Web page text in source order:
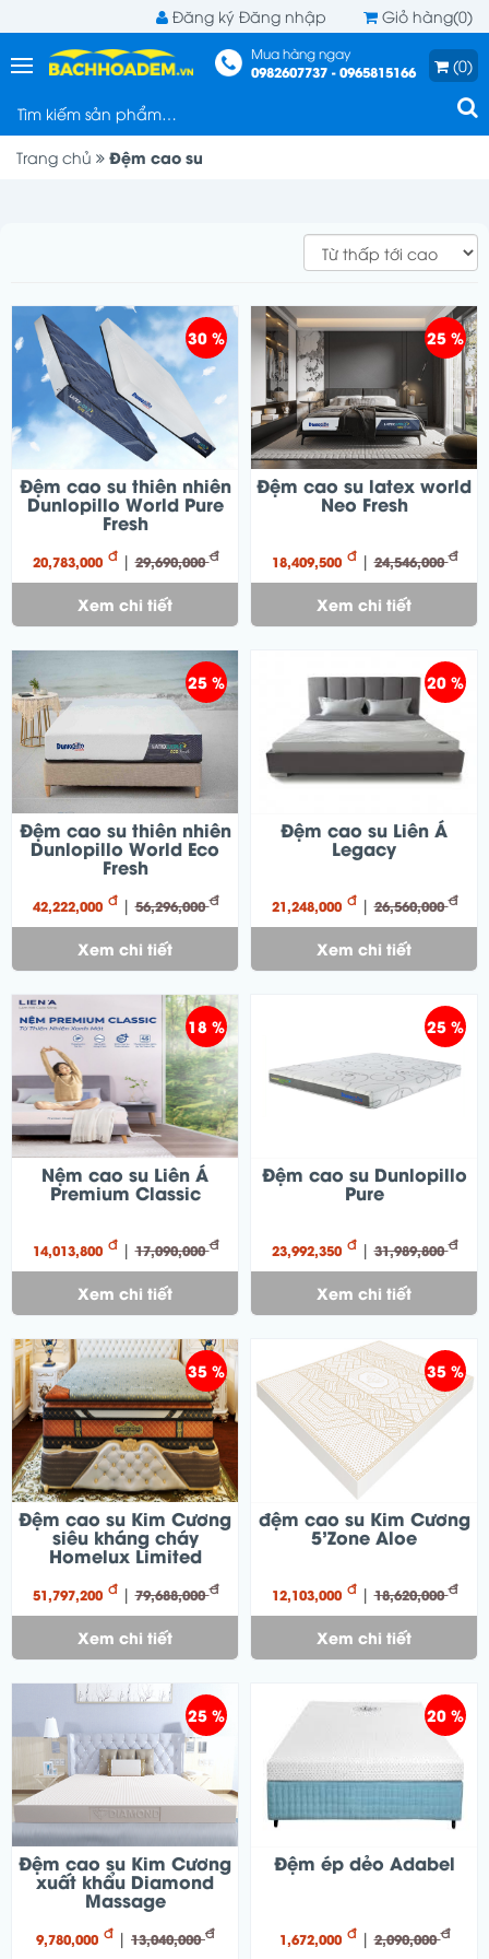
Đăng ký Đăng nhập Giỏ hàng(0)
Mua hàng ngay
0982607737 - 0965815166
(0)
Trang chủ Đệm cao su
30 %
Đệm cao su thiên nhiên
Dunlopillo World Pure
Fresh
20,783,000 đ | 29,690,000đ
Xem chi tiết
25 %
Đệm cao su latex world
Neo Fresh
18,409,500 đ | 24,546,000đ
Xem chi tiết
25 %
Đệm cao su thiên nhiên
Dunlopillo World Eco
Fresh
42,222,000 đ | 56,296,000đ
Xem chi tiết
20 %
Đệm cao su Liên Á
Legacy
21,248,000 đ | 26,560,000đ
Xem chi tiết
18 %
Nệm cao su Liên Á
Premium Classic
14,013,800 đ | 17,090,000đ
Xem chi tiết
25 %
Đệm cao su Dunlopillo
Pure
23,992,350 đ | 31,989,800đ
Xem chi tiết
35 %
Đệm cao su Kim Cương
siêu kháng cháy
Homelux Limited
51,797,200 đ | 79,688,000đ
Xem chi tiết
35 %
đệm cao su Kim Cương
5’Zone Aloe
12,103,000 đ | 18,620,000đ
Xem chi tiết
25 %
Đệm cao su Kim Cương
xuất khẩu Diamond
Massage
9,780,000 đ | 13,040,000đ
20 %
Đệm ép dẻo Adabel
1,672,000 đ | 2,090,000đ